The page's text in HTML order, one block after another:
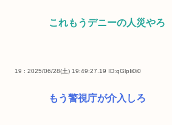
これもうデニーの人災やろ
19 : 2025/06/28(土) 19:49:27.19 ID:qGlpIi0i0
もう警視庁が介入しろ